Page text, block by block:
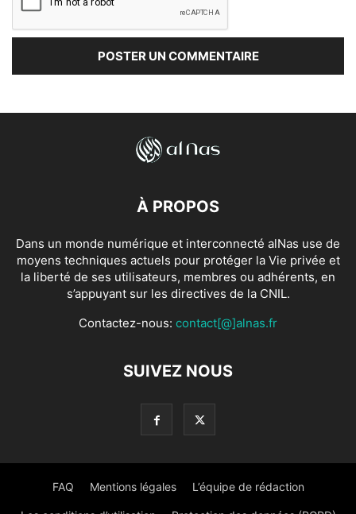
À PROPOS
Dans un monde numérique et interconnecté alNas use de
moyens techniques actuels pour protéger la Vie privée et
la liberté de ses utilisateurs, membres ou adhérents, en
s’appuyant sur les directives de la CNIL.
Contactez-nous: contact[@]alnas.fr
SUIVEZ NOUS
FAQ Mentions légales L’équipe de rédaction